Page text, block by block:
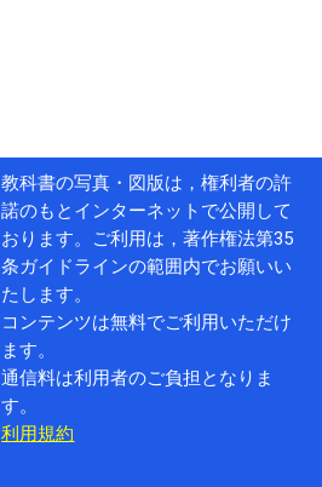
教科書の写真・図版は，権利者の許
諾のもとインターネットで公開して
おります。ご利用は，著作権法第35
条ガイドラインの範囲内でお願いい
たします。
コンテンツは無料でご利用いただけ
ます。
通信料は利用者のご負担となりま
す。
利用規約